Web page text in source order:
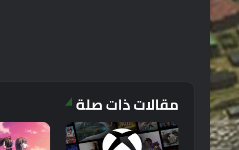
مقالات ذات صلة